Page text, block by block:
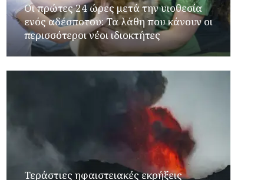
Οι πρώτες 24 ώρες μετά την υιοθεσία
ενός αδέσποτου: Τα λάθη που κάνουν οι
περισσότεροι νέοι ιδιοκτήτες
Τεράστιες ηφαιστειακές εκρήξεις